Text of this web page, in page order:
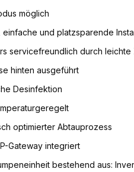
möglich
einfache und platzsparende
servicefreundlich durch
hinten ausgeführt
Desinfektion
optimierter Abtauprozess
Gateway integriert
bestehend aus: